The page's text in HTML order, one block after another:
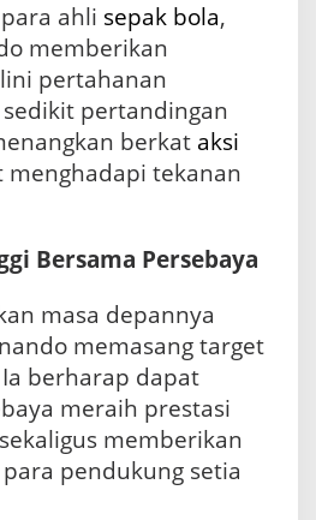
ahli sepak bola,
memberikan
pertahanan
sedikit pertandingan
berkat aksi
menghadapi tekanan
Bersama Persebaya
masa depannya
memasang target
berharap dapat
meraih prestasi
memberikan
pendukung setia